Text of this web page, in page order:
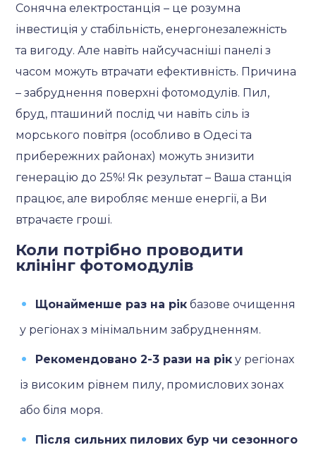
Сонячна електростанція – це розумна
інвестиція у стабільність, енергонезалежність
та вигоду. Але навіть найсучасніші панелі з
часом можуть втрачати ефективність. Причина
– забруднення поверхні фотомодулів. Пил,
бруд, пташиний послід чи навіть сіль із
морського повітря (особливо в Одесі та
прибережних районах) можуть знизити
генерацію до 25%! Як результат – Ваша станція
працює, але виробляє менше енергії, а Ви
втрачаєте гроші.
Коли потрібно проводити
клінінг фотомодулів
Щонайменше раз на рік базове очищення
у регіонах з мінімальним забрудненням.
Рекомендовано 2-3 рази на рік у регіонах
із високим рівнем пилу, промислових зонах
або біля моря.
Після сильних пилових бур чи сезонного